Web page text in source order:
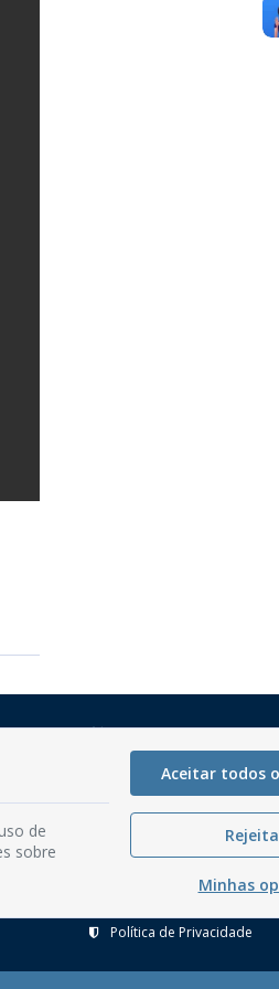
Mapa do Site
Perguntas frequentes
Manual de Navegação
Serviços Internos
Política de Privacidade
de
sobre
Aceitar todos
Minhas